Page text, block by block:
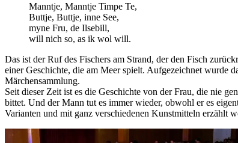
Manntje, Manntje Timpe Te,
Buttje, Buttje, inne See,
myne Fru, de Ilsebill,
will nich so, as ik wol will.
Das ist der Ruf des Fischers am Strand, der den Fisch
einer Geschichte, die am Meer spielt. Aufgezeichnet wurde
Märchensammlung.
Seit dieser Zeit ist es die Geschichte von der Frau, die nie
bittet. Und der Mann tut es immer wieder, obwohl er es
Varianten und mit ganz verschiedenen Kunstmitteln erzählt